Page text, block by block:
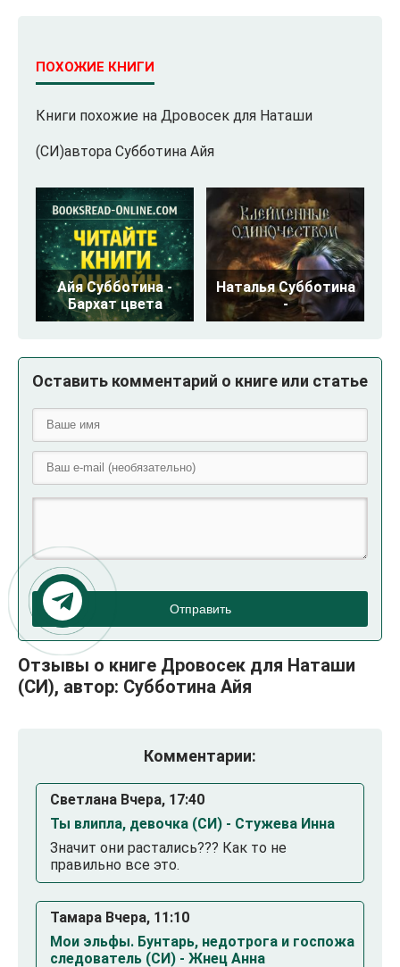
ПОХОЖИЕ КНИГИ
Книги похожие на Дровосек для Наташи
(СИ)автора Субботина Айя
Айя Субботина -
Бархат цвета
Наталья Субботина
-
Оставить комментарий о книге или статье
Отправить
Отзывы о книге Дровосек для Наташи
(СИ), автор: Субботина Айя
Комментарии:
Светлана Вчера, 17:40
Ты влипла, девочка (СИ) - Стужева Инна
Значит они растались??? Как то не
правильно все это.
Тамара Вчера, 11:10
Мои эльфы. Бунтарь, недотрога и госпожа
следователь (СИ) - Жнец Анна